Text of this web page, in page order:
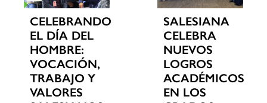
CELEBRANDO
EL DÍA DEL
HOMBRE:
VOCACIÓN,
TRABAJO Y
VALORES
SALESIANA
CELEBRA
NUEVOS
LOGROS
ACADÉMICOS
EN LOS